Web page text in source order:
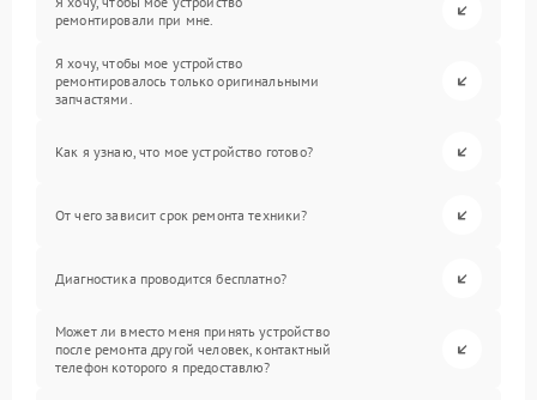
ремонтировали при мне.
Я хочу, чтобы мое устройство
ремонтировалось только оригинальными
запчастями.
Как я узнаю, что мое устройство готово?
От чего зависит срок ремонта техники?
Диагностика проводится бесплатно?
Может ли вместо меня принять устройство
после ремонта другой человек, контактный
телефон которого я предоставлю?